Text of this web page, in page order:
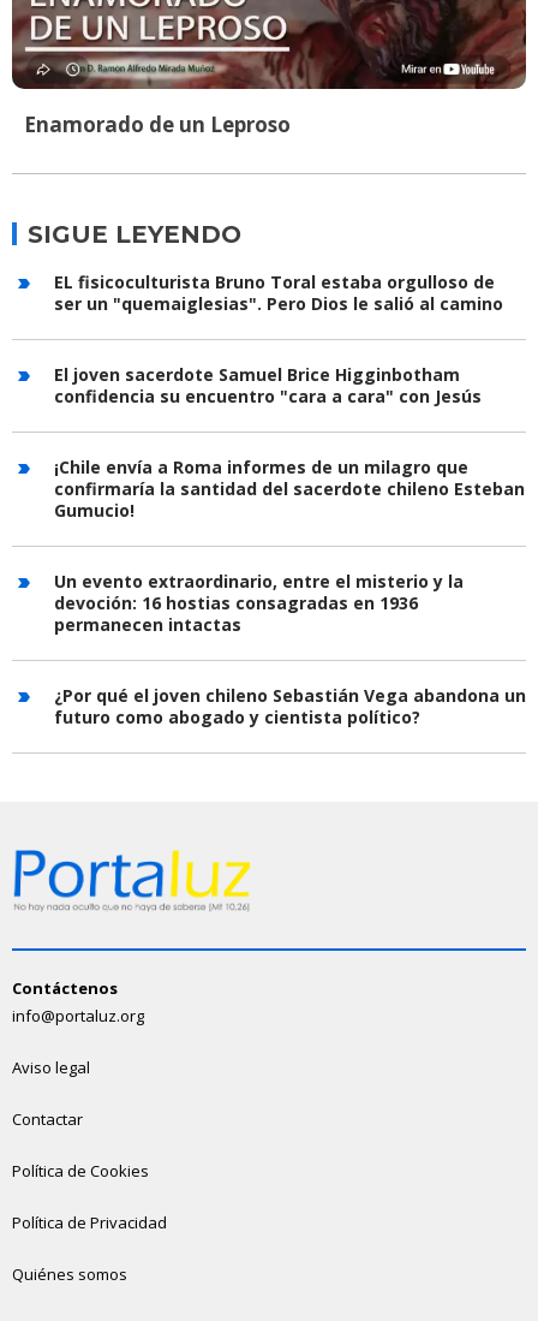
Enamorado de un Leproso
SIGUE LEYENDO
EL fisicoculturista Bruno Toral estaba orgulloso de
ser un "quemaiglesias". Pero Dios le salió al camino
El joven sacerdote Samuel Brice Higginbotham
confidencia su encuentro "cara a cara" con Jesús
¡Chile envía a Roma informes de un milagro que
confirmaría la santidad del sacerdote chileno Esteban
Gumucio!
Un evento extraordinario, entre el misterio y la
devoción: 16 hostias consagradas en 1936
permanecen intactas
¿Por qué el joven chileno Sebastián Vega abandona un
futuro como abogado y cientista político?
Contáctenos
info@portaluz.org
Aviso legal
Contactar
Política de Cookies
Política de Privacidad
Quiénes somos